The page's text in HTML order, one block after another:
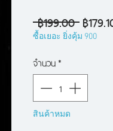
฿199.00 ราคา
ปกติ
฿
ซื้อเยอะ ยิ่งคุ้ม 900
จำนวน*
สินค้าหมด